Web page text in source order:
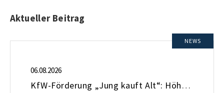
Aktueller Beitrag
NEWS
06.08.2026
KfW-Förderung „Jung kauft Alt“: Höhere Kredite ab August 2026